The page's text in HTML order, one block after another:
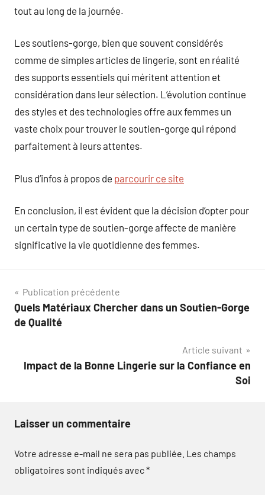
tout au long de la journée.
Les soutiens-gorge, bien que souvent considérés
comme de simples articles de lingerie, sont en réalité
des supports essentiels qui méritent attention et
considération dans leur sélection. L’évolution continue
des styles et des technologies offre aux femmes un
vaste choix pour trouver le soutien-gorge qui répond
parfaitement à leurs attentes.
Plus d’infos à propos de parcourir ce site
En conclusion, il est évident que la décision d’opter pour
un certain type de soutien-gorge affecte de manière
significative la vie quotidienne des femmes.
Navigation
de
Publication précédente
Quels Matériaux Chercher dans un Soutien-Gorge
de Qualité
Article suivant
Impact de la Bonne Lingerie sur la Confiance en
Soi
Laisser un commentaire
Votre adresse e-mail ne sera pas publiée. Les champs
obligatoires sont indiqués avec*